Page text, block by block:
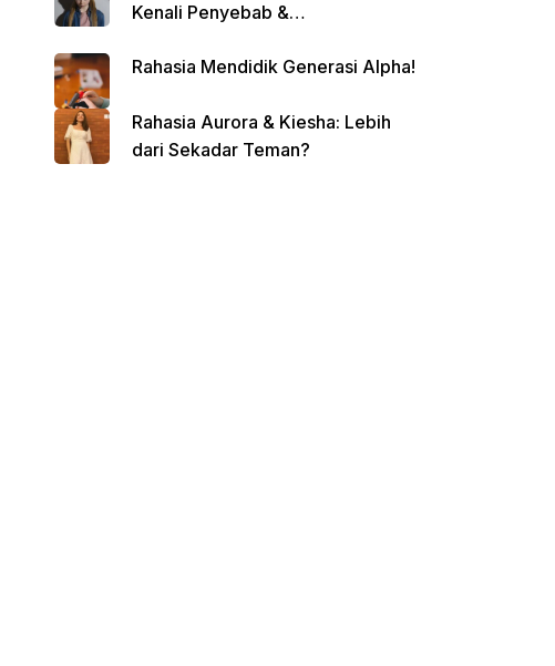
Kenali Penyebab &
Rahasia Mendidik Generasi Alpha!
Rahasia Aurora & Kiesha: Lebih
dari Sekadar Teman?